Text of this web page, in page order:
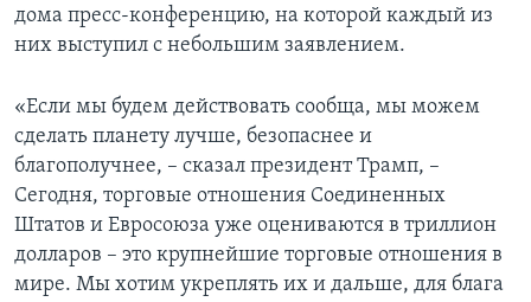
дома пресс-конференцию, на которой каждый из
них выступил с небольшим заявлением.
«Если мы будем действовать сообща, мы можем
сделать планету лучше, безопаснее и
благополучнее, – сказал президент Трамп, –
Сегодня, торговые отношения Соединенных
Штатов и Евросоюза уже оцениваются в триллион
долларов – это крупнейшие торговые отношения в
мире. Мы хотим укреплять их и дальше, для блага